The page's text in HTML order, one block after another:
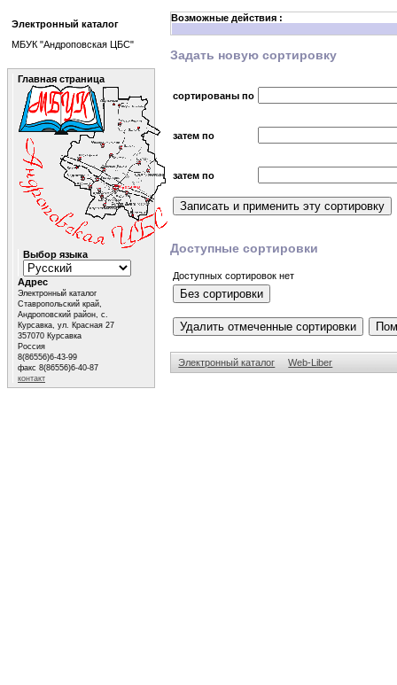
Возможные действия :
Задать новую сортировку
сортированы по
затем по
затем по
Доступные сортировки
Доступных сортировок нет
Электронный каталог Web-Liber
Электронный каталог
МБУК "Андроповская ЦБС"
Главная страница
Выбор языка
Адрес
Электронный каталог
Ставропольский край,
Андроповский район, с.
Курсавка, ул. Красная 27
357070 Курсавка
Россия
8(86556)6-43-99
факс 8(86556)6-40-87
контакт